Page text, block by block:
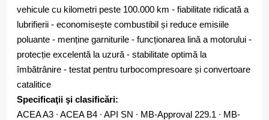
vehicule cu kilometri peste 100.000 km - fiabilitate ridicată a
lubrifierii - economisește combustibil și reduce emisiile
poluante - menține garniturile - funcționarea lină a motorului -
protecție excelentă la uzură - stabilitate optimă la
îmbătrânire - testat pentru turbocompresoare și convertoare
catalitice
Specificaţii şi clasificări:
ACEA A3 ∙ ACEA B4 ∙ API SN ∙ MB-Approval 229.1 ∙ MB-